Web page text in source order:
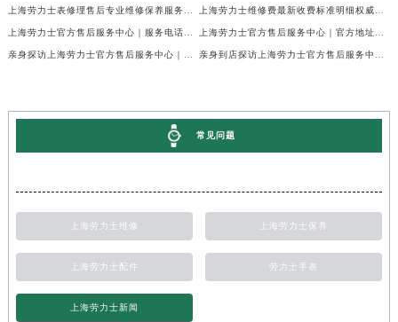
常见问题
上海劳力士维修 上海劳力士保养
上海劳力士配件 劳力士手表
上海劳力士新闻